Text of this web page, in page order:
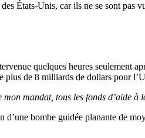
États-Unis, car ils ne se sont
quelques heures seulement
plus de 8 milliards de dollars pour
mandat, tous les fonds d’aide à
bombe guidée planante de